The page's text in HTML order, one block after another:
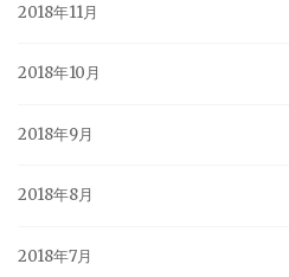
2018年11月
2018年10月
2018年9月
2018年8月
2018年7月